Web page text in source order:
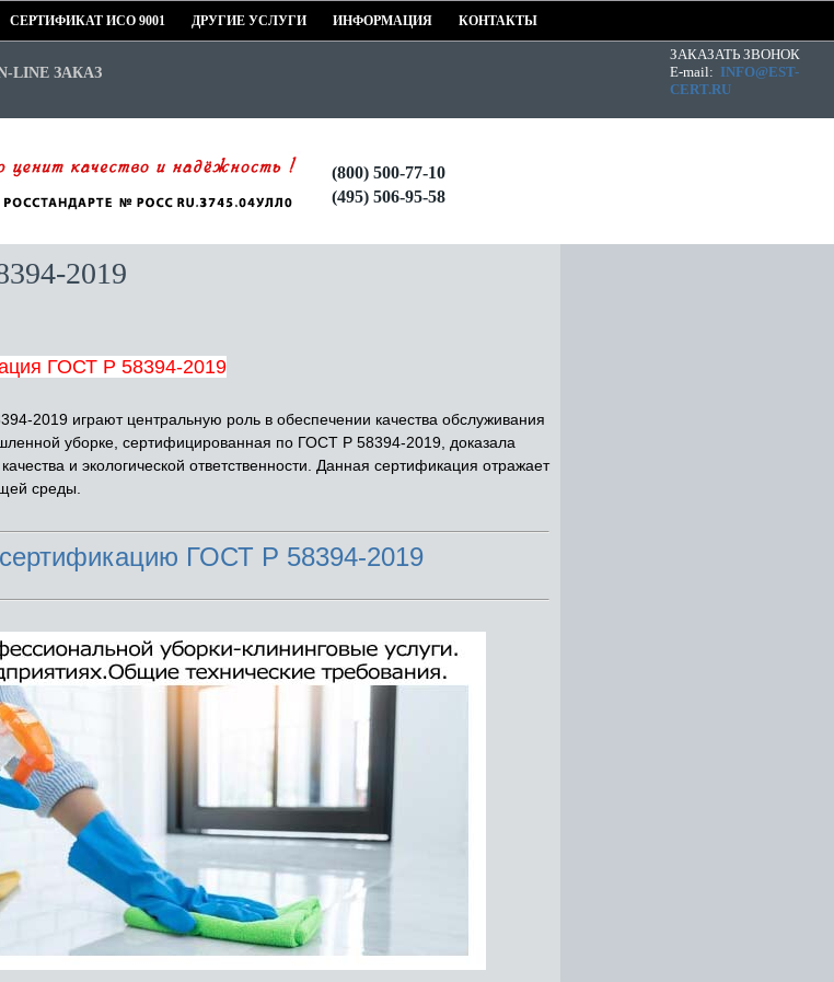
СЕРТИФИКАТ ИСО 9001 ДРУГИЕ УСЛУГИ ИНФОРМАЦИЯ КОНТАКТЫ
LINE ЗАКАЗ
ЗАКАЗАТЬ ЗВОНОК
E-mail: INFO@EST-
CERT.RU
(800) 500-77-10
(495) 506-95-58
2019
ГОСТ Р 58394-2019
2019 играют центральную роль в обеспечении качества обслуживания
уборке, сертифицированная по ГОСТ Р 58394-2019, доказала
и экологической ответственности. Данная сертификация отражает
среды.
ГОСТ Р 58394-2019